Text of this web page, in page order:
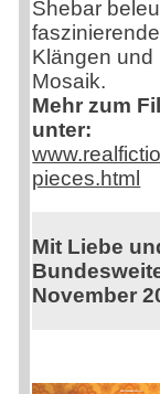
Shebar
Klängen und
Mosaik.
Mehr zum
unter:
pieces.html
Mit Liebe
November